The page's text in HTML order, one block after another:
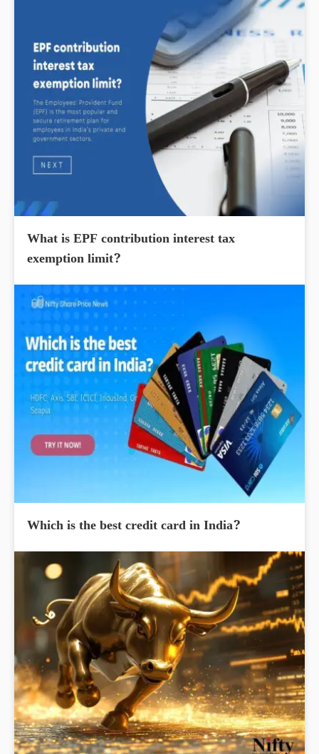
What is EPF contribution interest tax
exemption limit?
Which is the best credit card in India?